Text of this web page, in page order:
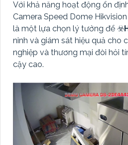
Với khả năng hoạt động ổn
Camera Speed Dome Hikvision
là một lựa chọn lý tưởng để ☣️
ninh và giám sát hiệu quả cho
nghiệp và thương mại đòi hỏi
cậy cao.